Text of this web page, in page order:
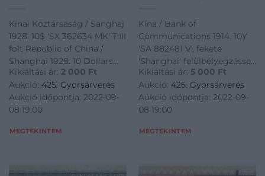
Dollars ‘SX 362634 MK’
C:F spot Krause P#197
Kínai Köztársaság / Sanghaj
1928. 10$ 'SX 362634 MK' T:III
folt Republic of China /
Shanghai 1928. 10 Dollars
'SX 362634 MK' C:F spot
Krause P#197<a
href="https://www.darabanth.com/hu/gyorsarveres/425/
bankjegyek~15000
Kikiáltási ár: 2 000 Ft
Aukció: 425. Gyorsárverés
Aukció időpontja: 2022-09-
08 19:00
MEGTEKINTEM
szép papír China /
Bank of
Communications 1914.
10 Yuan ‘SA 882481 V’
with ‘Shanghai’
overprint C:F fine
paper Krause P#118
Kína / Bank of
Communications 1914. 10Y
'SA 882481 V', fekete
'Shanghai' felülbélyegzéssel
T:III szép papír China / Bank
of Communications 1914. 10
Yuan 'SA 882481 V' with
'Shanghai' overprint C:F fine
href="https://www.darabant
Kikiáltási ár: 5 000 Ft
Aukció: 425. Gyorsárverés
Aukció időpontja: 2022-09-
08 19:00
MEGTEKINTEM